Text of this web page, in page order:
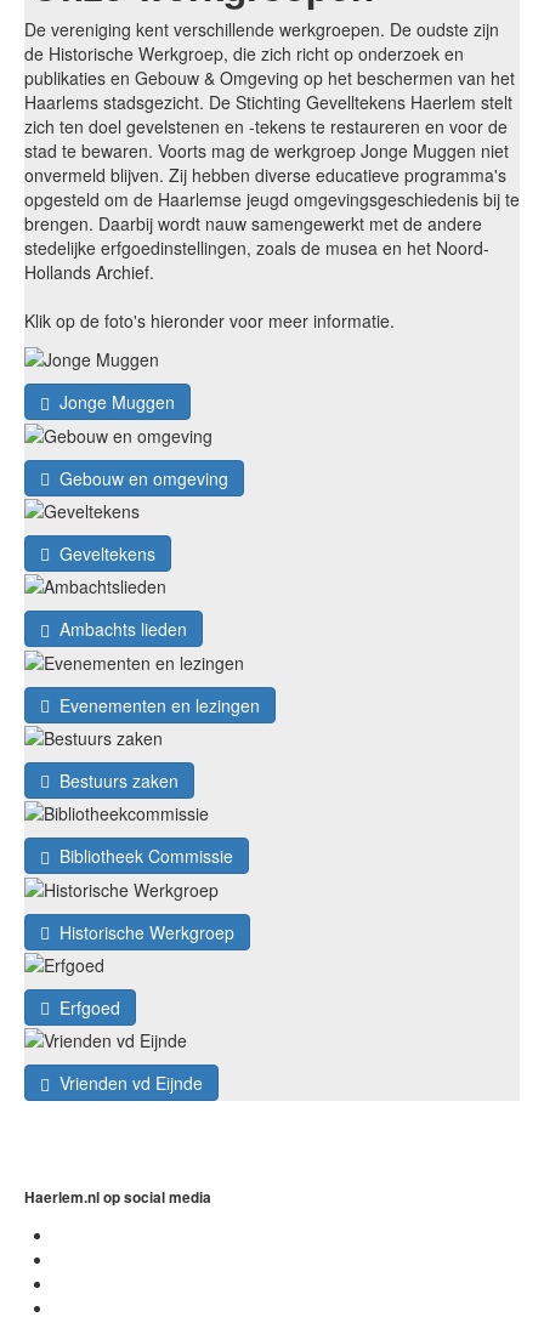
De vereniging kent verschillende werkgroepen. De oudste zijn
de Historische Werkgroep, die zich richt op onderzoek en
publikaties en Gebouw & Omgeving op het beschermen van het
Haarlems stadsgezicht. De Stichting Gevelltekens Haerlem stelt
zich ten doel gevelstenen en -tekens te restaureren en voor de
stad te bewaren. Voorts mag de werkgroep Jonge Muggen niet
onvermeld blijven. Zij hebben diverse educatieve programma's
opgesteld om de Haarlemse jeugd omgevingsgeschiedenis bij te
brengen. Daarbij wordt nauw samengewerkt met de andere
stedelijke erfgoedinstellingen, zoals de musea en het Noord-
Hollands Archief.
Klik op de foto's hieronder voor meer informatie.
Jonge Muggen
Gebouw en omgeving
Geveltekens
Ambachts lieden
Evenementen en lezingen
Bestuurs zaken
Bibliotheek Commissie
Historische Werkgroep
Erfgoed
Vrienden vd Eijnde
Haerlem.nl op social media